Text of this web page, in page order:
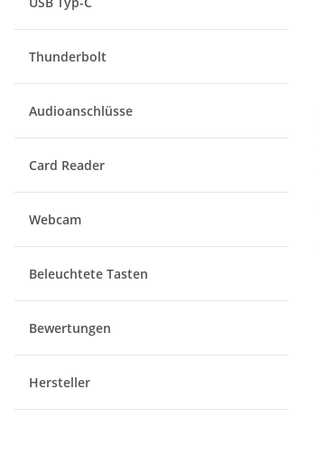
Thunderbolt
Audioanschlüsse
Card Reader
Webcam
Beleuchtete Tasten
Bewertungen
Hersteller